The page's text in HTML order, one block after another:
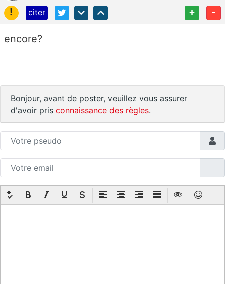
!
citer + -
encore?
Bonjour, avant de poster, veuillez vous assurer
d'avoir pris connaissance des règles.